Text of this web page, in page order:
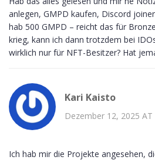
anlegen, GMPD kaufen, Discord
hab 500 GMPD – reicht das für
krieg, kann ich dann trotzdem bei
wirklich nur für NFT-Besitzer? Hat
Kari Kaisto
Dezember 12, 2025 AT
Ich hab mir die Projekte angesehen,